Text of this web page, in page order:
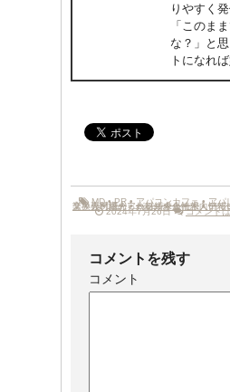
りやすく
「このま
な？」と
トになれ
MD•PR•アパコンカフェ • アパ
業界専門職•アパレル求人情報•アパ
プレス•人材紹介•人材紹介会社•向いて
情報交換会•求められるスキル•求人情報
2024年7月26日 コメント
コメントを残す
コメント